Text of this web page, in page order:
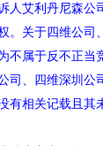
人艾利丹尼森
。关于四维公
属于反不正当
司、四维深圳
有相关记载且